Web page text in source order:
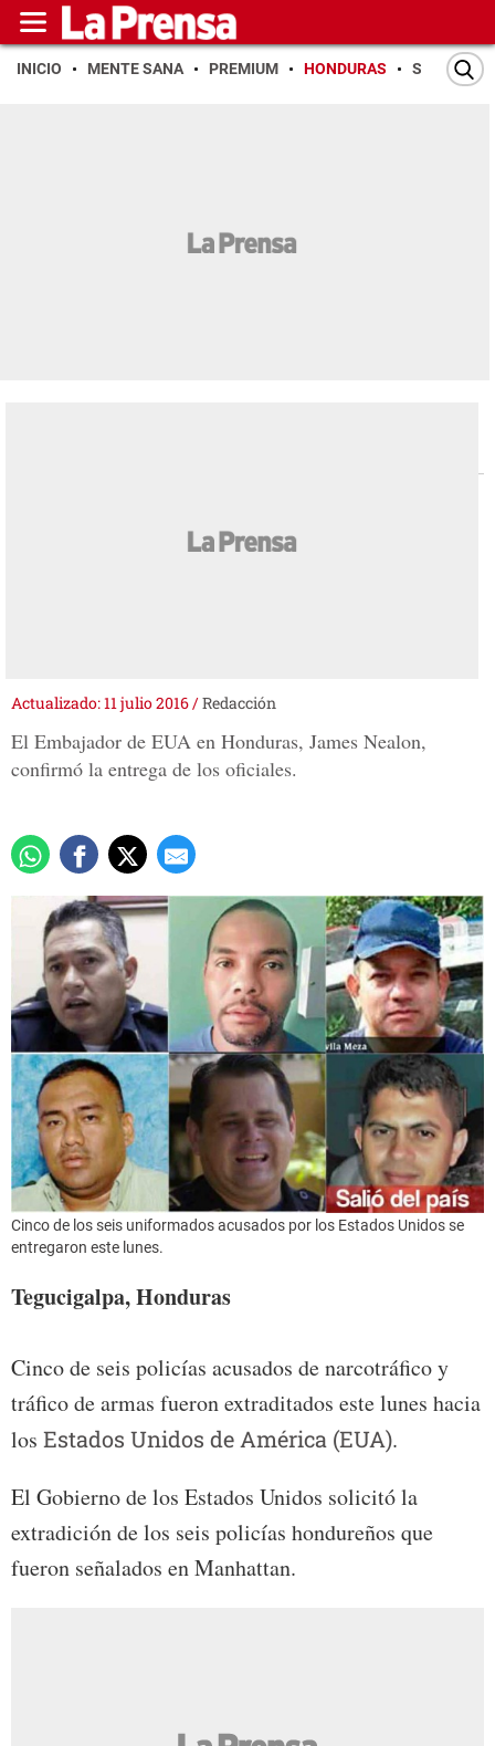
INICIO MENTE SANA PREMIUM HONDURAS SAN PEDRO
Cinco policías
hondureños son
Actualizado: 11 julio 2016/Redacción
El Embajador de EUA en Honduras, James Nealon,
confirmó la entrega de los oficiales.
Cinco de los seis uniformados acusados por los Estados Unidos se
entregaron este lunes.
Tegucigalpa, Honduras
Cinco de seis policías acusados de narcotráfico y
tráfico de armas fueron extraditados este lunes hacia
los Estados Unidos de América (EUA).
El Gobierno de los Estados Unidos solicitó la
extradición de los seis policías hondureños que
fueron señalados en Manhattan.